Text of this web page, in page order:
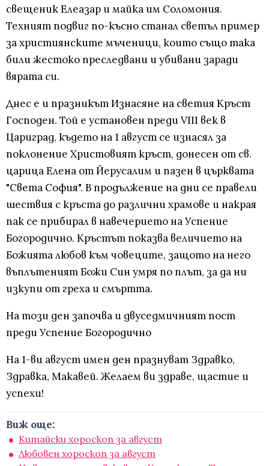
свещеник Елеазар и майка им Соломония.
Техният подвиг по-късно станал светъл пример
за християнските мъченици, които също така
били жестоко преследвани и убивани заради
вярата си.
Днес е и празникът Изнасяне на светия Кръст
Господен. Той е установен преди VIII век в
Цариград, където на 1 август се изнасял за
поклонение Христовият кръст, донесен от св.
царица Елена от Йерусалим и пазен в църквата
"Света София". В продължение на дни се правели
шествия с кръста до различни храмове и накрая
пак се прибирал в навечерието на Успение
Богородично. Кръстът показва величието на
Божията любов към човеците, защото на него
въплътеният Божи Син умря по плът, за да ни
изкупи от греха и смъртта.
На този ден започва и двуседмичният пост
преди Успение Богородично
На 1-ви август имен ден празнуват Здравко,
Здравка, Макавей. Желаем ви здраве, щастие и
успехи!
Виж още:
Китайски хороскоп за август
Любовен хороскоп за август